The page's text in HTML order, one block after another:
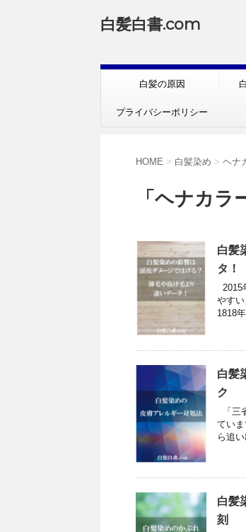
白髪白書.com
白髪の原因
プライバシーポリシー
HOME > 白髪染め > ヘナ
「ヘナカラ
白髪
タ！
2015
やす
1818
白髪
ク
「三
てい
ら追
白髪
刻